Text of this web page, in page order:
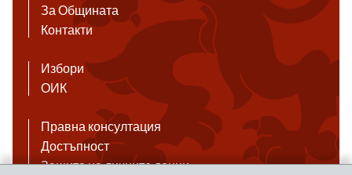
За Общината
Контакти
Избори
ОИК
Правна консултация
Достъпност
Защита на личните данни